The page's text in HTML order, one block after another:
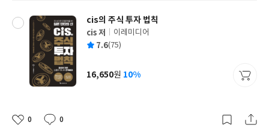
cis의 주식 투자 법칙
글
쓴
cis 저
출
사
이레미디어
평 7.6(75)
가
16,650원 10%
좋
0
댓
0
작